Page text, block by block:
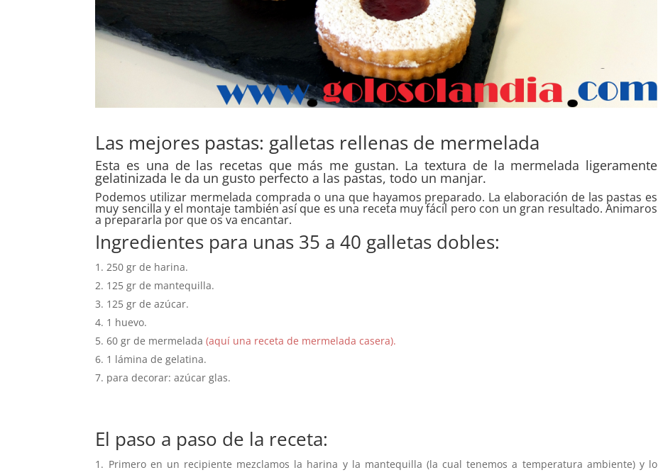
Las mejores pastas: galletas rellenas de mermelada
Esta es una de las recetas que más me gustan. La textura de la mermelada ligeramente
gelatinizada le da un gusto perfecto a las pastas, todo un manjar.
Podemos utilizar mermelada comprada o una que hayamos preparado. La elaboración de las pastas es
muy sencilla y el montaje también así que es una receta muy fácil pero con un gran resultado. Animaros
a prepararla por que os va encantar.
Ingredientes para unas 35 a 40 galletas dobles:
250 gr de harina.
125 gr de mantequilla.
125 gr de azúcar.
1 huevo.
60 gr de mermelada(aquí una receta de mermelada casera).
1 lámina de gelatina.
para decorar: azúcar glas.
El paso a paso de la receta:
Primero en un recipiente mezclamos la harina y la mantequilla (la cual tenemos a temperatura ambiente) y lo